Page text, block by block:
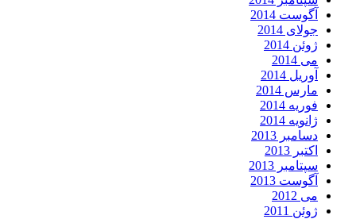
آگوست 2014
جولای 2014
ژوئن 2014
می 2014
آوریل 2014
مارس 2014
فوریه 2014
ژانویه 2014
دسامبر 2013
اکتبر 2013
سپتامبر 2013
آگوست 2013
می 2012
ژوئن 2011